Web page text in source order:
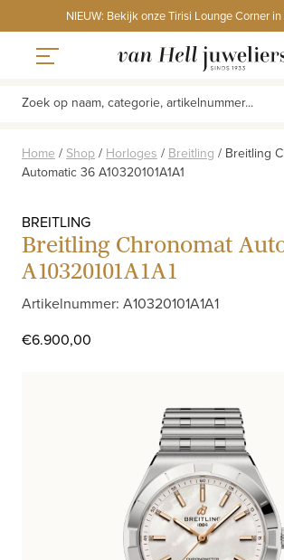
to
content
NIEUW: Bekijk onze Tirisi Lounge Corner
Zoek op naam, categorie, artikelnummer...
Home / Shop / Horloges / Breitling / Breitling
Automatic 36 A10320101A1A1
BREITLING
Breitling Chronomat
A10320101A1A1
Artikelnummer: A10320101A1A1
€6.900,00